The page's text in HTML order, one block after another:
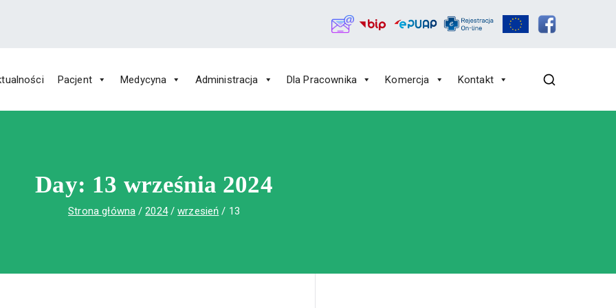
Św. Rafała w Czerwonej Górze
Rafała w Czerwonej Górze
Pacjent Medycyna Administracja Dla Pracownika Komercja Kontakt
Day: 13 września 2024
Strona główna 2024 wrzesień 13